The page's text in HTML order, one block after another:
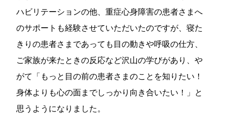
ハビリテーションの他、重症心身障害の患者さまへ
のサポートも経験させていただいたのですが、寝た
きりの患者さまであっても目の動きや呼吸の仕方、
ご家族が来たときの反応など沢山の学びがあり、や
がて「もっと目の前の患者さまのことを知りたい！
身体よりも心の面までしっかり向き合いたい！」と
思うようになりました。